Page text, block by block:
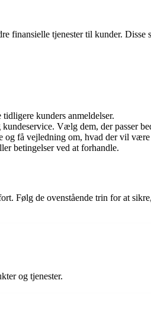
finansielle tjenester til kunder. Disse
kunders anmeldelser.
Vælg dem, der passer
og få vejledning om, hvad der vil
betingelser ved at forhandle.
Følg de ovenstående trin for at
og tjenester.